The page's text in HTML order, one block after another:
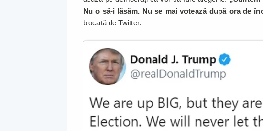
Nu o să-i lăsăm. Nu se mai votează după ora de
blocată de Twitter.